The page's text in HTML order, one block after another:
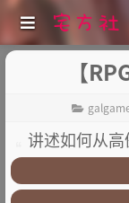
【
讲述如何从
1.故事简介